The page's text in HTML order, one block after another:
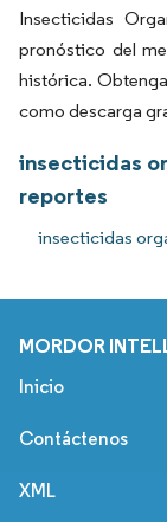
Insecticidas
pronóstico del
histórica.
como descarga
insecticidas
reportes
insecticidas
MORDOR
Inicio
Contáctenos
XML